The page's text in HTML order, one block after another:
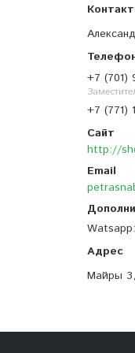
+7 (701)
+7 (771)
http://
Watsapp
Майры 3,